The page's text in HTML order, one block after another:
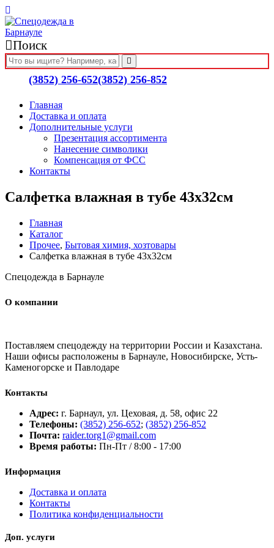
Поиск
(3852) 256-652(3852) 256-852
Главная
Доставка и оплата
Дополнительные услуги
Презентация ассортимента
Нанесение символики
Компенсация от ФСС
Контакты
Салфетка влажная в тубе 43х32см
Главная
Каталог
Прочее, Бытовая химия, хозтовары
Салфетка влажная в тубе 43х32см
Спецодежда в Барнауле
О компании
Поставляем спецодежду на территории России и Казахстана.
Наши офисы расположены в Барнауле, Новосибирске, Усть-
Каменогорске и Павлодаре
Контакты
Адрес: г. Барнаул, ул. Цеховая, д. 58, офис 22
Телефоны: (3852) 256-652; (3852) 256-852
Почта: raider.torg1@gmail.com
Время работы: Пн-Пт / 8:00 - 17:00
Информация
Доставка и оплата
Контакты
Политика конфиденциальности
Доп. услуги